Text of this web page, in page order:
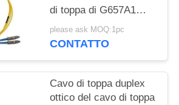
di toppa di G657A1
G657A2 G652D
please ask MOQ:1pc
CONTATTO
Cavo di toppa duplex
ottico del cavo di toppa